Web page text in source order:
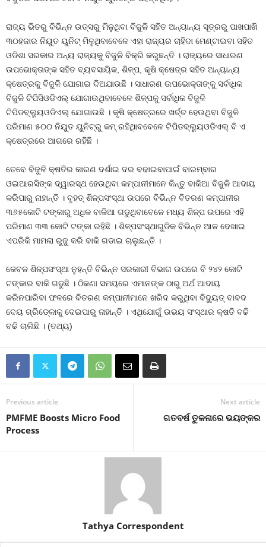
ରାଜ୍ୟ ଭିତରୁ ବିଭିନ୍ନ ଉତ୍ସରୁ ମିଳୁଥିବା ବିଜୁଳି ସହିତ ଅନ୍ୟାନ୍ୟ ସୂତ୍ରରୁ ପାଖପାଖି
୩୦ହଜାର ନିୟୁତ ୟୁନିଟ୍‍ ମିଳୁଥିବାବେଳେ ଏହା ରାଜ୍ୟର ଚାହିଦା ମେଣ୍ଟାଇବା ସହିତ
ଓଡିଶା ସରକାର ଅନ୍ୟ ରାଜ୍ୟକୁ ବିଜୁଳି ବିକ୍ରି କରୁଛନ୍ତି । ରାଜ୍ୟରେ ସାଧାରଣ
ଉପଭୋକ୍ତାଙ୍କ ସହିତ ବ୍ୟବସାୟିକ, ଶିଳ୍ପ, କୃଷି କ୍ଷେତ୍ର ସହିତ ଅନ୍ୟାନ୍ୟ
କ୍ଷେତ୍ରକୁ ବିଜୁଳି ଯୋଗାଇ ଦିଅଯାଉଛି । ସାଧାରଣ ଉପଭୋକ୍ତାଙ୍କୁ ସର୍ବାଧିକ
ବିଜୁଳି ଟିପିସିଓଡିଏଲ୍‍ ଯୋଗାଉଥିବାବେଳେ ଶିଳ୍ପକୁ ସର୍ବାଧିକ ବିଜୁଳି
ଟିପିଡବ୍ଲ୍ୟୁଓଡିଏଲ୍‍ ଯୋଗାଉଛି । କୃଷି କ୍ଷେତ୍ରରେ ଖର୍ଚ୍ଚ ହେଉଥିବା ବିଜୁଳି
ପରିମାଣ ୫୦୦ ନିୟୁତ ୟୁନିଟ୍‍ରୁ କମ୍‍ ରହିଥିାବବେଳେ ଟିପିଡବ୍ଲ୍ୟୁଓଡିଏଲ୍‍ ବି ଏ
କ୍ଷେତ୍ରରେ ଆଗରେ ରହିଛି ।
ତେବେ ବିଜୁଳି କ୍ଷତିର କାରଣ ଦର୍ଶାଇ ଦର ବଢାଇବାପାଇଁ ବାରମ୍ବାର
ଓଇଆରସିଙ୍କ ଦ୍ୱାରସ୍ଥ ହେଉଥିବା କମ୍ପାନୀମାନେ କିନ୍ତୁ ବାକିଆ ବିଜୁଳି ଆଦାୟ
କରିପାରୁ ନାହାନ୍ତି । ବୃହତ୍‍ ଶିଳ୍ପସଂସ୍ଥା ଉପରେ ବିଭିନ୍ନ ବିତରଣ କମ୍ପାନୀର
୩୬୫କୋଟି ଟଙ୍କାରୁ ଅଧିକ ବାକିଆ ଗଡୁଥିବାବେଳେ ମଧ୍ୟ ଶିଳ୍ପ ଉପରେ ଏହି
ପରିମାଣ ୩୩ କୋଟି ଟଙ୍କା ରହିଛି । ଶିଳ୍ପସଂସ୍ଥାଗୁଡିକ ବିଭିନ୍ନ ଆଳ ଦେଖାଇ
ଏପରିକି ମାମଲା ରୁଜୁ କରି ବାକି ଗଡାଇ ଚାଲୁଛନ୍ତି ।
କେବଳ ଶିଳ୍ପସଂସ୍ଥା ନୁହନ୍ତି ବିଭିନ୍ନ ସରକାରୀ ବିଭାଗ ଉପରେ ବି ୨୪୨ କୋଟି
ଟଙ୍କାର ବାକି ଗଡୁଛି । ଠିକଣା ସମୟରେ ଏମାନଙ୍କ ଠାରୁ ଅର୍ଥ ଆଦାୟ
କରିନପାରିବା ଫଳରେ ବିତରଣ କମ୍ପାନୀମାନେ ଖରିଦ କରୁଥିବା ବିଦ୍ୟୁତ୍‍ ବାବଦ
ଦେୟ ଗ୍ରିଡ୍‍କୋକୁ ଦେଇପାରୁ ନାହାନ୍ତି । ଏଥିଯୋଗୁଁ ଉଭୟ ସଂସ୍ଥାର କ୍ଷତି ବଢି
ବଢି ଚାଲିଛି । (ତଥ୍ୟ)
Previous article
PMFME Boosts Micro Food
Process
Next article
ଗତବର୍ଷ ତୁଳନାରେ ଭୟଙ୍କର
Tathya Correspondent